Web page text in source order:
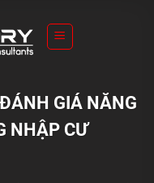
GIÁ NĂNG
NHẬP CƯ